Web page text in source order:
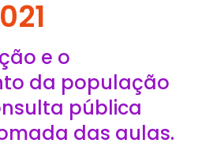
e o
da população
pública
das aulas.